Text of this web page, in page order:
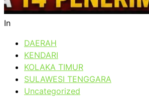
In
DAERAH
KENDARI
KOLAKA TIMUR
SULAWESI TENGGARA
Uncategorized